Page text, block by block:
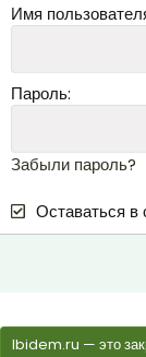
Имя
Пароль
Забыли пароль?
Оставаться в
Ibidem.ru — это